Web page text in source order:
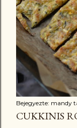
Bejegyezte: mandy
CUKKINIS